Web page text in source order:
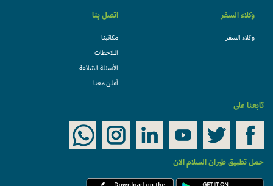
وكلاء السفر
وكلاء السفر
اتصل بنا
مكاتبنا
الملاحظات
الأسئلة الشائعة
أعلن معنا
تابعنا على
حمل تطبيق طيران السلام الان